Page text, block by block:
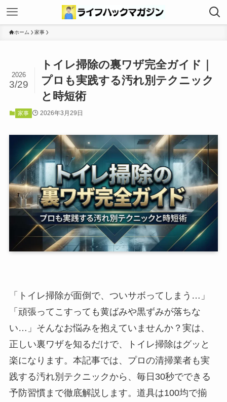
ホーム 家事
トイレ掃除の裏ワザ完全ガイド｜
プロも実践する汚れ別テクニック
と時短術
2026
3/29
家事 2026年3月29日
「トイレ掃除が面倒で、ついサボってしまう…」
「頑張ってこすっても黄ばみや黒ずみが落ちな
い…」そんなお悩みを抱えていませんか？実は、
正しい裏ワザを知るだけで、トイレ掃除はグッと
楽になります。本記事では、プロの清掃業者も実
践する汚れ別テクニックから、毎日30秒でできる
予防習慣まで徹底解説します。道具は100均で揃